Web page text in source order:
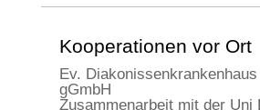
Kooperationen vor Ort
Ev.
gGmbH
Zusammenarbeit mit der Uni